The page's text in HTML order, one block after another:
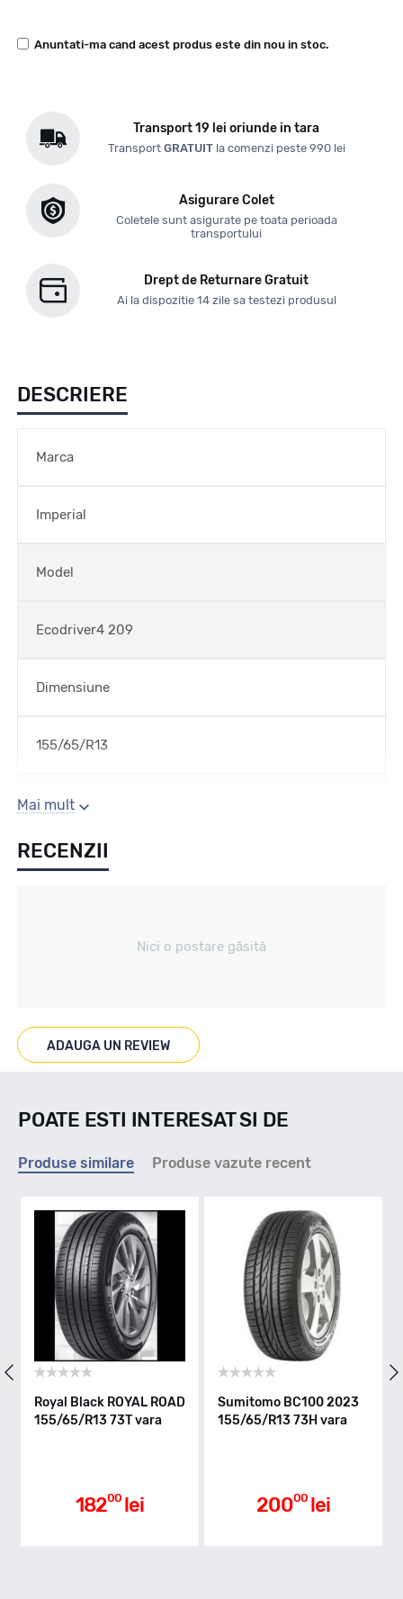
Anuntati-ma cand acest produs este din nou in stoc.
Transport 19 lei oriunde in tara
Transport GRATUITla comenzi peste 990 lei
Asigurare Colet
Coletele sunt asigurate pe toata perioada
transportului
Drept de Returnare Gratuit
Ai la dispozitie 14 zile sa testezi produsul
DESCRIERE
Marca
Imperial
Model
Ecodriver4 209
Dimensiune
155/65/R13
Sezon
VARA
Marcat M+S
Indice viteza
T - max 190km/h
Indice greutate
Aderenta pe carosabil ud
Mai mult
RECENZII
Nici o postare găsită
ADAUGA UN REVIEW
POATE ESTI INTERESAT SI DE
Produse similare Produse vazute recent
Royal Black ROYAL ROAD
155/65/R13 73T vara
18200 lei
Sumitomo BC100 2023
155/65/R13 73H vara
20000 lei